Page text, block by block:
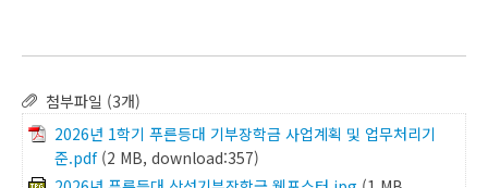
첨부파일 (3개)
2026년 1학기 푸른등대 기부장학금 사업계획 및 업무처리기
준.pdf (2 MB, download:357)